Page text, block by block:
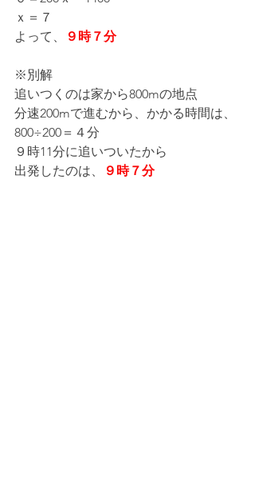
ｘ＝７
よって、
９時７分
※別解
追いつくのは家から800mの地点
分速200mで進むから、かかる時間は、
800÷200＝４分
９時11分に追いついたから
出発したのは、
９時７分